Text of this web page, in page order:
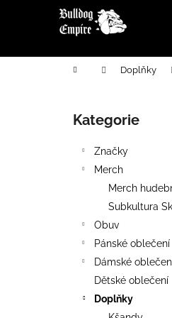
Domů Doplňky
Přeskočit
kategorie
Kategorie
Značky
Merch
Merch
Subkultura
Obuv
Pánské oblečení
Dámské
Dětské oblečení
Doplňky
í
Zpět
do
Zpět
do